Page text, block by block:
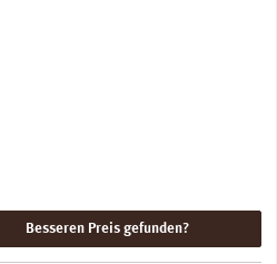
Besseren Preis gefunden?